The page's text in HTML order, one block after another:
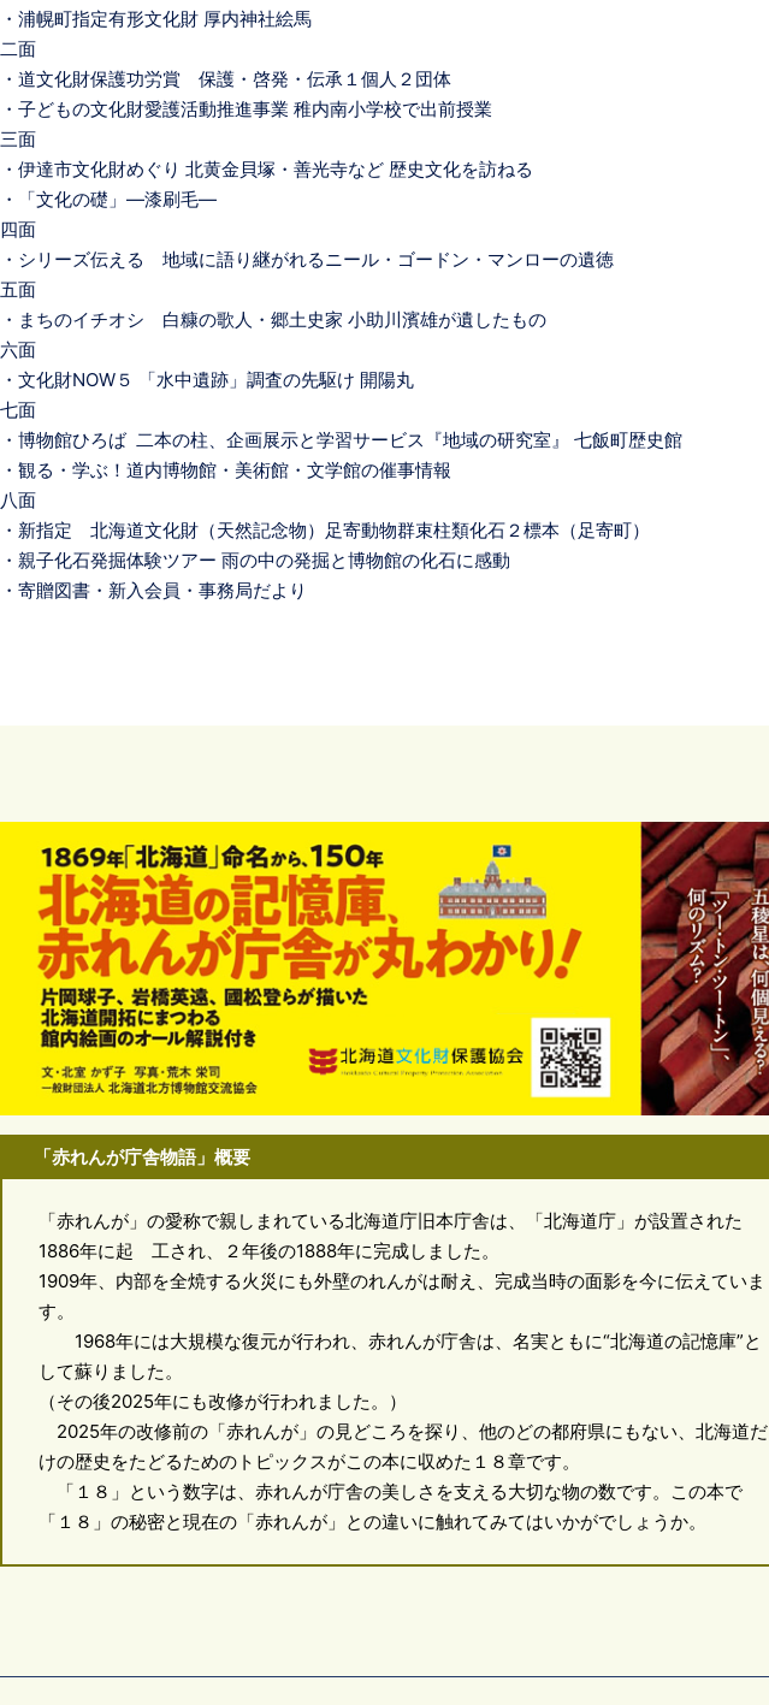
・浦幌町指定有形文化財 厚内神社絵馬
二面
・道文化財保護功労賞 保護・啓発・伝承１個人２団体
・子どもの文化財愛護活動推進事業 稚内南小学校で出前授業
三面
・伊達市文化財めぐり 北黄金貝塚・善光寺など 歴史文化を訪ねる
・「文化の礎」―漆刷毛―
四面
・シリーズ伝える 地域に語り継がれるニール・ゴードン・マンローの遺徳
五面
・まちのイチオシ 白糠の歌人・郷土史家 小助川濱雄が遺したもの
六面
・文化財NOW５ 「水中遺跡」調査の先駆け 開陽丸
七面
・博物館ひろば 二本の柱、企画展示と学習サービス『地域の研究室』 七飯町歴史館
・観る・学ぶ！道内博物館・美術館・文学館の催事情報
八面
・新指定 北海道文化財（天然記念物）足寄動物群束柱類化石２標本（足寄町）
・親子化石発掘体験ツアー 雨の中の発掘と博物館の化石に感動
・寄贈図書・新入会員・事務局だより
「赤れんが庁舎物語」概要
「赤れんが」の愛称で親しまれている北海道庁旧本庁舎は、「北海道庁」が設置された
1886年に起 工され、２年後の1888年に完成しました。
1909年、内部を全焼する火災にも外壁のれんがは耐え、完成当時の面影を今に伝えていま
す。
1968年には大規模な復元が行われ、赤れんが庁舎は、名実ともに“北海道の記憶庫”と
して蘇りました。
（その後2025年にも改修が行われました。）
2025年の改修前の「赤れんが」の見どころを探り、他のどの都府県にもない、北海道だ
けの歴史をたどるためのトピックスがこの本に収めた１８章です。
「１８」という数字は、赤れんが庁舎の美しさを支える大切な物の数です。この本で
「１８」の秘密と現在の「赤れんが」との違いに触れてみてはいかがでしょうか。